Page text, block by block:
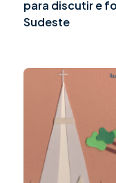
para discutir e
Sudeste